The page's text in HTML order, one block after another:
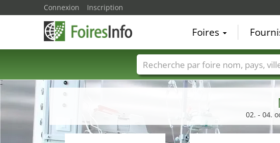
02. - 04.
Connexion Inscription
Foires
Foire noms Pays Villes